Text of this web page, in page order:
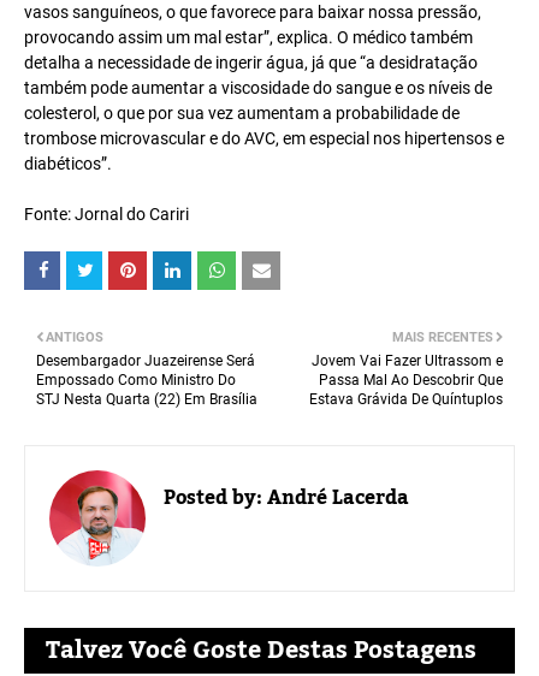
vasos sanguíneos, o que favorece para baixar nossa pressão,
provocando assim um mal estar”, explica. O médico também
detalha a necessidade de ingerir água, já que “a desidratação
também pode aumentar a viscosidade do sangue e os níveis de
colesterol, o que por sua vez aumentam a probabilidade de
trombose microvascular e do AVC, em especial nos hipertensos e
diabéticos”.
Fonte: Jornal do Cariri
MAIS RECENTES
Jovem Vai Fazer Ultrassom e
Passa Mal Ao Descobrir Que
Estava Grávida De Quíntuplos
ANTIGOS
Desembargador Juazeirense Será
Empossado Como Ministro Do
STJ Nesta Quarta (22) Em Brasília
Posted by:André Lacerda
Talvez Você Goste Destas Postagens